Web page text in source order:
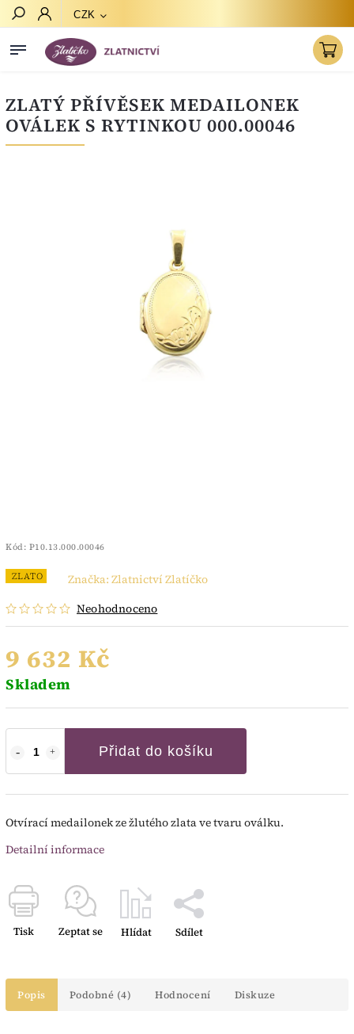
CZK
ZLATÝ PŘÍVĚSEK MEDAILONEK
OVÁLEK S RYTINKOU 000.00046
Kód: P10.13.000.00046
ZLATO
Neohodnoceno
Značka: Zlatnictví Zlatíčko
9 632 Kč
Skladem
Přidat do košíku
Otvírací medailonek ze žlutého zlata ve tvaru oválku.
Detailní informace
Tisk Zeptat se Hlídat Sdílet
Popis Podobné (4) Hodnocení Diskuze